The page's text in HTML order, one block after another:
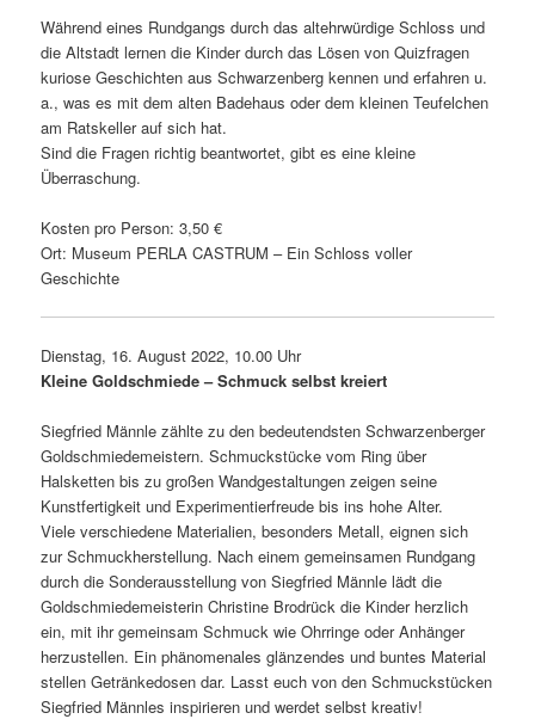
Während eines Rundgangs durch das altehr­wür­dige Schloss und
die Altstadt lernen die Kinder durch das Lösen von Quizfragen
kuriose Geschichten aus Schwarzenberg kennen und erfahren u.
a., was es mit dem alten Badehaus oder dem kleinen Teufelchen
am Ratskeller auf sich hat.
Sind die Fragen richtig beant­wortet, gibt es eine kleine
Überraschung.
Kosten pro Person: 3,50 €
Ort: Museum PERLA CASTRUM – Ein Schloss voller
Geschichte
Dienstag, 16. August 2022, 10.00 Uhr
Kleine Goldschmiede – Schmuck selbst kreiert
Siegfried Männle zählte zu den bedeu­tendsten Schwarzenberger
Goldschmiedemeistern. Schmuckstücke vom Ring über
Halsketten bis zu großen Wandgestaltungen zeigen seine
Kunstfertigkeit und Experimentierfreude bis ins hohe Alter.
Viele verschie­dene Materialien, beson­ders Metall, eignen sich
zur Schmuckherstellung. Nach einem gemein­samen Rundgang
durch die Sonderausstellung von Siegfried Männle lädt die
Goldschmiedemeisterin Christine Brodrück die Kinder herz­lich
ein, mit ihr gemeinsam Schmuck wie Ohrringe oder Anhänger
herzu­stellen. Ein phäno­me­nales glän­zendes und buntes Material
stellen Getränkedosen dar. Lasst euch von den Schmuckstücken
Siegfried Männles inspi­rieren und werdet selbst kreativ!